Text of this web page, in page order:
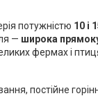
потужністю 10 і
— широка
фермах і
постійне